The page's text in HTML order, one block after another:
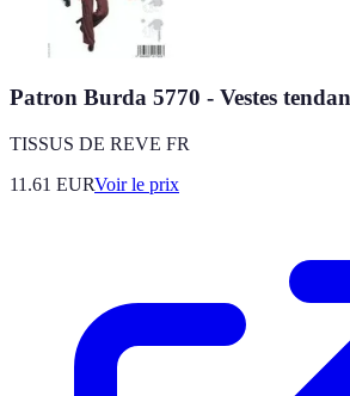
Patron Burda 5770 - Vestes
TISSUS DE REVE FR
11.61 EURVoir le prix